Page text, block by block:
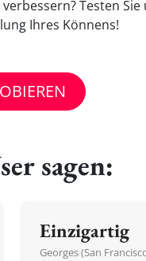
Testen
Ihres Könnens!
sagen:
Einzigartig
Georges (San